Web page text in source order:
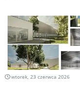
wtorek, 23 czerwca 2026